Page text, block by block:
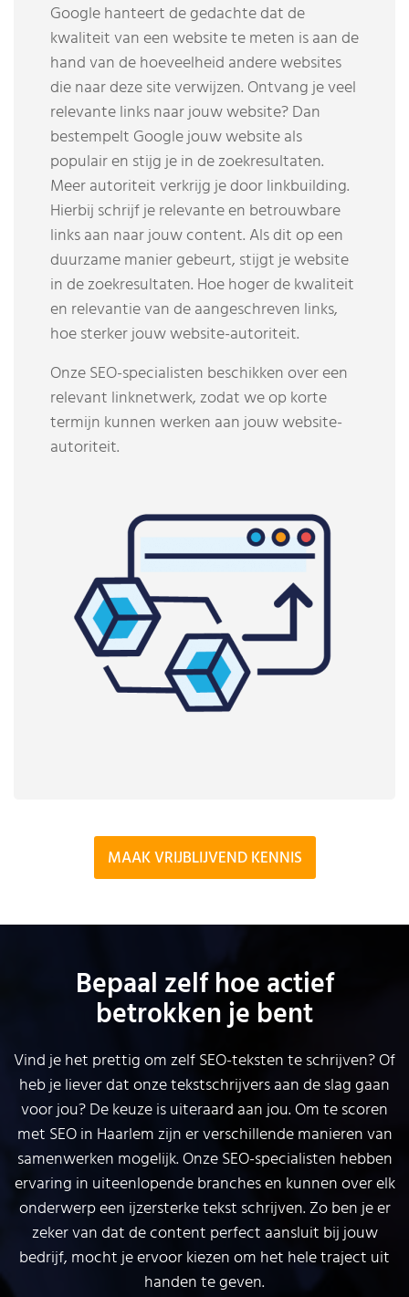
Google hanteert de gedachte dat de
kwaliteit van een website te meten is aan de
hand van de hoeveelheid andere websites
die naar deze site verwijzen. Ontvang je veel
relevante links naar jouw website? Dan
bestempelt Google jouw website als
populair en stijg je in de zoekresultaten.
Meer autoriteit verkrijg je door linkbuilding.
Hierbij schrijf je relevante en betrouwbare
links aan naar jouw content. Als dit op een
duurzame manier gebeurt, stijgt je website
in de zoekresultaten. Hoe hoger de kwaliteit
en relevantie van de aangeschreven links,
hoe sterker jouw website-autoriteit.
Onze SEO-specialisten beschikken over een
relevant linknetwerk, zodat we op korte
termijn kunnen werken aan jouw website-
autoriteit.
MAAK VRIJBLIJVEND KENNIS
Bepaal zelf hoe actief
betrokken je bent
Vind je het prettig om zelf SEO-teksten te schrijven? Of
heb je liever dat onze tekstschrijvers aan de slag gaan
voor jou? De keuze is uiteraard aan jou. Om te scoren
met SEO in Haarlem zijn er verschillende manieren van
samenwerken mogelijk. Onze SEO-specialisten hebben
ervaring in uiteenlopende branches en kunnen over elk
onderwerp een ijzersterke tekst schrijven. Zo ben je er
zeker van dat de content perfect aansluit bij jouw
bedrijf, mocht je ervoor kiezen om het hele traject uit
handen te geven.